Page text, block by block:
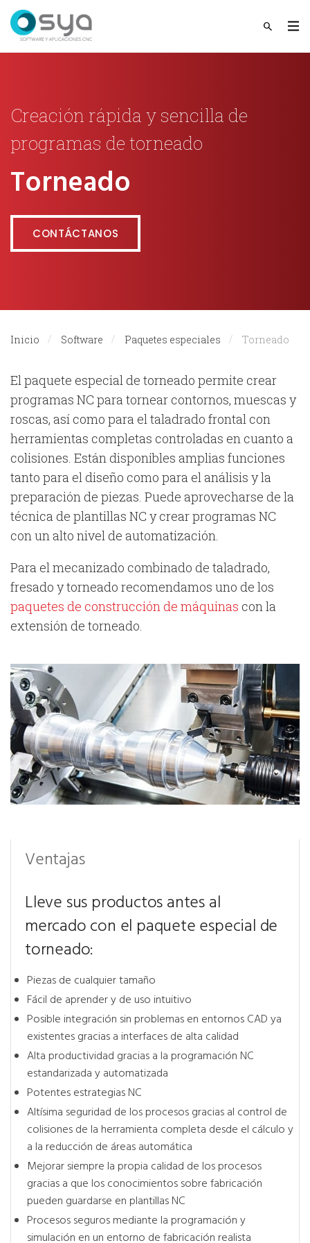
Creación rápida y sencilla de
programas de torneado
Torneado
CONTÁCTANOS
Inicio Software Paquetes especiales Torneado
El paquete especial de torneado permite crear
programas NC para tornear contornos, muescas y
roscas, así como para el taladrado frontal con
herramientas completas controladas en cuanto a
colisiones. Están disponibles amplias funciones
tanto para el diseño como para el análisis y la
preparación de piezas. Puede aprovecharse de la
técnica de plantillas NC y crear programas NC
con un alto nivel de automatización.
Para el mecanizado combinado de taladrado,
fresado y torneado recomendamos uno de los
paquetes de construcción de máquinas con la
extensión de torneado.
Ventajas
Lleve sus productos antes al
mercado con el paquete especial de
torneado:
Piezas de cualquier tamaño
Fácil de aprender y de uso intuitivo
Posible integración sin problemas en entornos CAD ya
existentes gracias a interfaces de alta calidad
Alta productividad gracias a la programación NC
estandarizada y automatizada
Potentes estrategias NC
Altísima seguridad de los procesos gracias al control de
colisiones de la herramienta completa desde el cálculo y
a la reducción de áreas automática
Mejorar siempre la propia calidad de los procesos
gracias a que los conocimientos sobre fabricación
pueden guardarse en plantillas NC
Procesos seguros mediante la programación y
simulación en un entorno de fabricación realista